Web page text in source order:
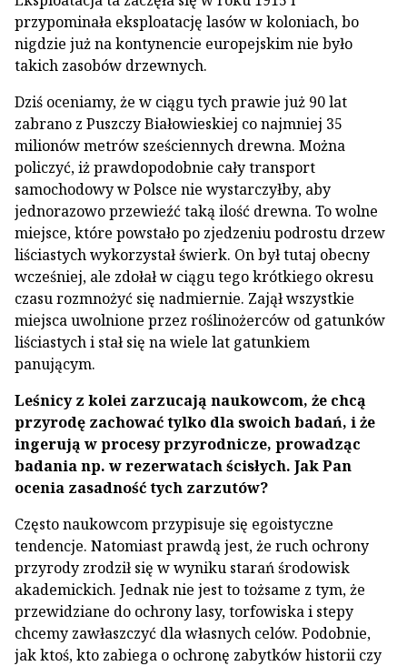
przypominała eksploatację lasów w koloniach, bo
nigdzie już na kontynencie europejskim nie było
takich zasobów drzewnych.
Dziś oceniamy, że w ciągu tych prawie już 90 lat
zabrano z Puszczy Białowieskiej co najmniej 35
milionów metrów sześciennych drewna. Można
policzyć, iż prawdopodobnie cały transport
samochodowy w Polsce nie wystarczyłby, aby
jednorazowo przewieźć taką ilość drewna. To wolne
miejsce, które powstało po zjedzeniu podrostu drzew
liściastych wykorzystał świerk. On był tutaj obecny
wcześniej, ale zdołał w ciągu tego krótkiego okresu
czasu rozmnożyć się nadmiernie. Zajął wszystkie
miejsca uwolnione przez roślinożerców od gatunków
liściastych i stał się na wiele lat gatunkiem
panującym.
Leśnicy z kolei zarzucają naukowcom, że chcą
przyrodę zachować tylko dla swoich badań, i że
ingerują w procesy przyrodnicze, prowadząc
badania np. w rezerwatach ścisłych. Jak Pan
ocenia zasadność tych zarzutów?
Często naukowcom przypisuje się egoistyczne
tendencje. Natomiast prawdą jest, że ruch ochrony
przyrody zrodził się w wyniku starań środowisk
akademickich. Jednak nie jest to tożsame z tym, że
przewidziane do ochrony lasy, torfowiska i stepy
chcemy zawłaszczyć dla własnych celów. Podobnie,
jak ktoś, kto zabiega o ochronę zabytków historii czy